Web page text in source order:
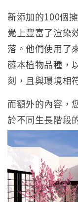
新添加的100個
覺上豐富了渲染
落。他們使用了
藤本植物品種，
刻，且與環境相
而額外的內容，
於不同生長階段